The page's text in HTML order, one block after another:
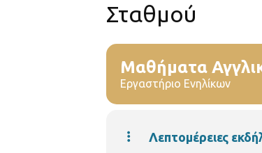
Σταθμού
Μαθήματα
Εργαστήριο Ενηλίκων
Λεπτομέρειες